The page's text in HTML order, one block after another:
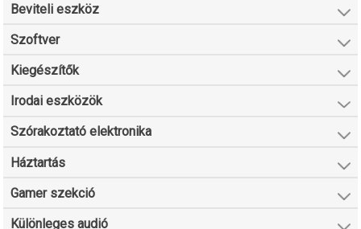
Beviteli eszköz
Szoftver
Kiegészítők
Irodai eszközök
Szórakoztató elektronika
Háztartás
Gamer szekció
Különleges audió